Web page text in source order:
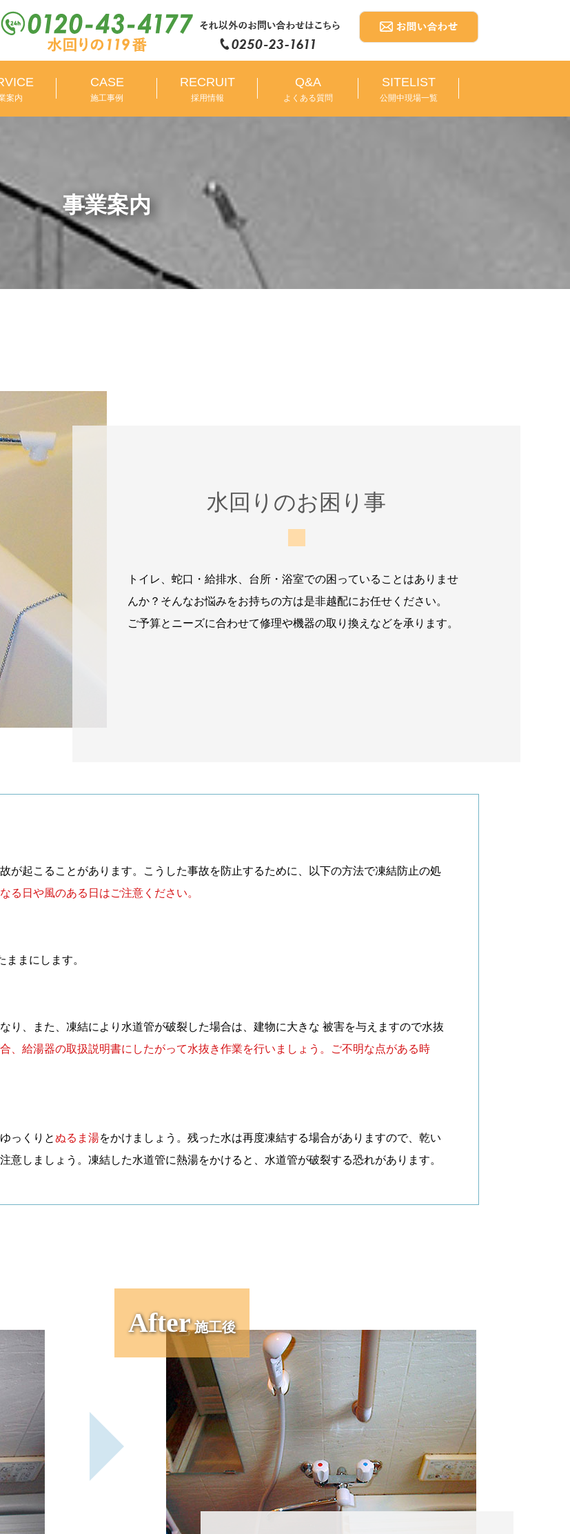
案内
CASE
施工事例
RECRUIT
採用情報
Q&A
よくある質問
SITELIST
公開中現場一覧
事業案内
水回りのお困り事
トイレ、蛇口・給排水、台所・浴室での困っていることはありませ
んか？そんなお悩みをお持ちの方は是非越配にお任せください。
ご予算とニーズに合わせて修理や機器の取り換えなどを承ります。
が起こることがあります。こうした事故を防止するために、以下の方法で凍結防止の処
る日や風のある日はご注意ください。
まにします。
り、また、凍結により水道管が破裂した場合は、建物に大きな 被害を与えますので水抜
、給湯器の取扱説明書にしたがって水抜き作業を行いましょう。ご不明な点がある時
っくりとぬるま湯をかけましょう。残った水は再度凍結する場合がありますので、乾い
意しましょう。凍結した水道管に熱湯をかけると、水道管が破裂する恐れがあります。
After 施工後